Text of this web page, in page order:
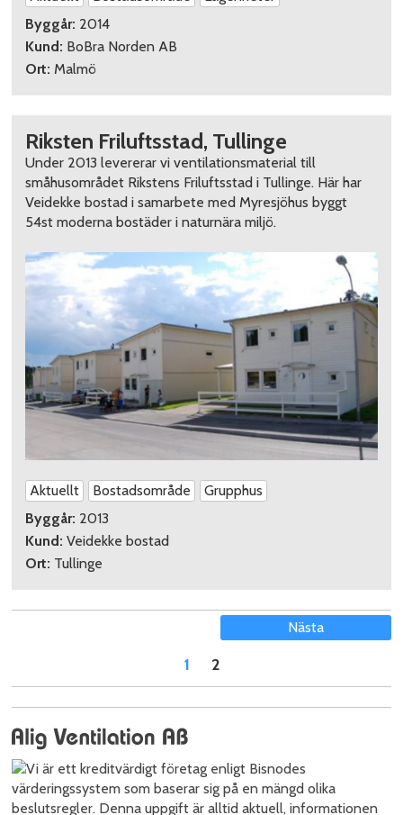
Byggår: 2014
Kund: BoBra Norden AB
Ort: Malmö
Riksten Friluftsstad, Tullinge
Under 2013 levererar vi ventilationsmaterial till
småhusområdet Rikstens Friluftsstad i Tullinge. Här har
Veidekke bostad i samarbete med Myresjöhus byggt
54st moderna bostäder i naturnära miljö.
Aktuellt Bostadsområde
Grupphus
Byggår: 2013
Kund: Veidekke bostad
Ort: Tullinge
1 2
Nästa